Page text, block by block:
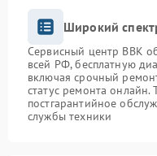
Широкий
Сервисный центр BBK
всей РФ, бесплатную
включая срочный
статус ремонта онлайн.
постгарантийное
службы техники